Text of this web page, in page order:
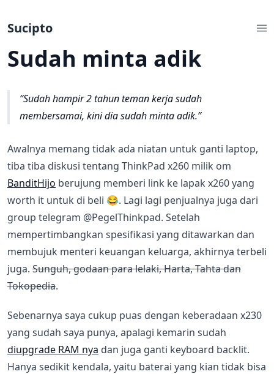
Sucipto
Sudah minta adik
Sudah hampir 2 tahun teman kerja sudah
membersamai, kini dia sudah minta adik.
Awalnya memang tidak ada niatan untuk ganti laptop,
tiba tiba diskusi tentang ThinkPad x260 milik om
BanditHijo berujung memberi link ke lapak x260 yang
worth it untuk di beli 😂. Lagi lagi penjualnya juga dari
group telegram @PegelThinkpad. Setelah
mempertimbangkan spesifikasi yang ditawarkan dan
membujuk menteri keuangan keluarga, akhirnya terbeli
juga. Sunguh, godaan para lelaki, Harta, Tahta dan
Tokopedia.
Sebenarnya saya cukup puas dengan keberadaan x230
yang sudah saya punya, apalagi kemarin sudah
diupgrade RAM nya dan juga ganti keyboard backlit.
Hanya sedikit kendala, yaitu baterai yang kian tidak bisa